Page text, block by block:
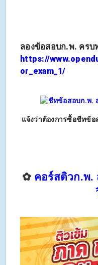
ลองข้อสอบก.พ. ครบ
https://
or_exam_1/
แจ้งว่าต้องการซื้อชีทข้
✿ คอร์สติวก.พ.